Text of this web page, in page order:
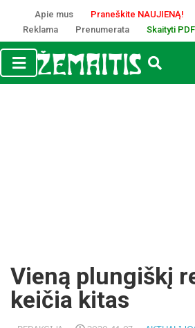
Apie mus
Praneškite NAUJIENĄ!
Reklama
Prenumerata Skaityti PDF
Vieną plungiškį
keičia kitas